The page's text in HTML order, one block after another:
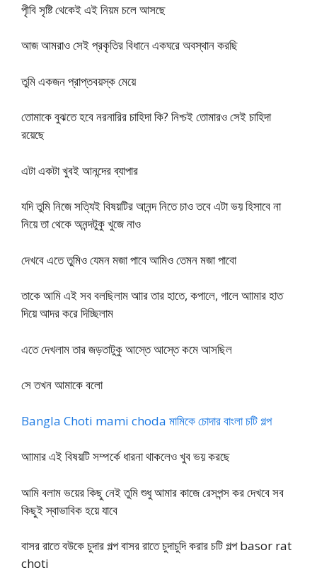
পৃীবি সৃষ্টি থেকেই এই নিয়ম চলে আসছে
আজ আমরাও সেই প্রকৃতির বিধানে একঘরে অবস্থান করছি
তুমি একজন প্রাপ্তবয়স্ক মেয়ে
তোমাকে বুঝতে হবে নরনারির চাহিদা কি? নিশ্চই তোমারও সেই চাহিদা
রয়েছে
এটা একটা খুবই আনন্দের ব্যাপার
যদি তুমি নিজে সত্যিই বিষয়টির আনন্দ নিতে চাও তবে এটা ভয় হিসাবে না
নিয়ে তা থেকে অনন্দটুকু খুজে নাও
দেখবে এতে তুমিও যেমন মজা পাবে আমিও তেমন মজা পাবো
তাকে আমি এই সব বলছিলাম আার তার হাতে, কপালে, গালে আামার হাত
দিয়ে আদর করে দিচ্ছিলাম
এতে দেখলাম তার জড়তাটুকু আস্তে আস্তে কমে আসছিল
সে তখন আমাকে বলো
Bangla Choti mami choda মামিকে চোদার বাংলা চটি গল্প
আামার এই বিষয়টি সম্পর্কে ধারনা থাকলেও খুব ভয় করছে
আমি বলাম ভয়ের কিছু নেই তুমি শুধু আমার কাজে রেসপন্স কর দেখবে সব
কিছুই স্বাভাবিক হয়ে যাবে
বাসর রাতে বউকে চুদার গল্প বাসর রাতে চুদাচুদি করার চটি গল্প basor rat
choti